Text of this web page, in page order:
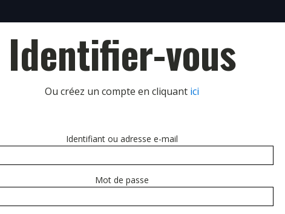
Identifier-vous
Ou créez un compte en cliquant ici
Identifiant ou adresse e-mail
Mot de passe